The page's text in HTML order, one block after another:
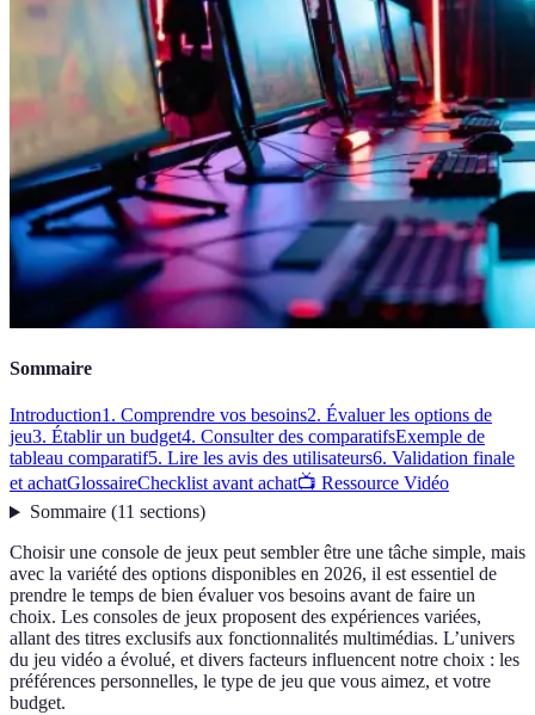
Sommaire
Introduction1. Comprendre vos besoins2. Évaluer les options de
jeu3. Établir un budget4. Consulter des comparatifsExemple de
tableau comparatif5. Lire les avis des utilisateurs6. Validation finale
et achatGlossaireChecklist avant achat📺 Ressource Vidéo
Sommaire(11 sections)
Choisir une console de jeux peut sembler être une tâche simple, mais
avec la variété des options disponibles en 2026, il est essentiel de
prendre le temps de bien évaluer vos besoins avant de faire un
choix. Les consoles de jeux proposent des expériences variées,
allant des titres exclusifs aux fonctionnalités multimédias. L’univers
du jeu vidéo a évolué, et divers facteurs influencent notre choix : les
préférences personnelles, le type de jeu que vous aimez, et votre
budget.